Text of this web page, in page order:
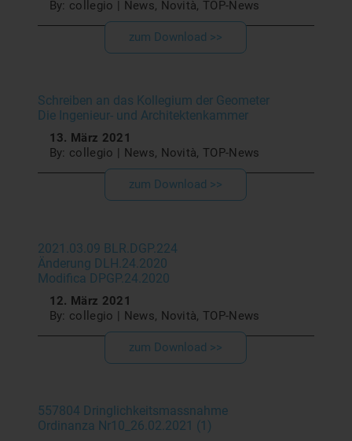
By: collegio | News, Novità, TOP-News
zum Download >>
Schreiben an das Kollegium der Geometer
Die Ingenieur- und Architektenkammer
13. März 2021
By: collegio | News, Novità, TOP-News
zum Download >>
2021.03.09 BLR.DGP.224
Änderung DLH.24.2020
Modifica DPGP.24.2020
12. März 2021
By: collegio | News, Novità, TOP-News
zum Download >>
557804 Dringlichkeitsmassnahme
Ordinanza Nr10_26.02.2021 (1)